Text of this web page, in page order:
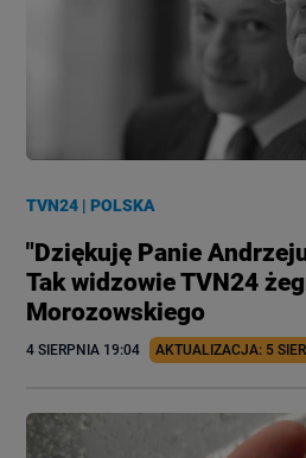
TVN24 |POLSKA
"Dziękuję Panie
Tak widzowie TVN24
Morozowskiego
4 SIERPNIA 19:04 AKTUALIZACJA: 5